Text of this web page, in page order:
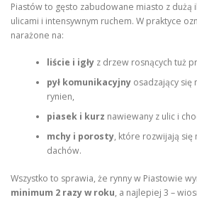
Piastów to gęsto zabudowane miasto z dużą
ulicami i intensywnym ruchem. W praktyce
narażone na:
liście i igłyz drzew rosnących tuż
pył komunikacyjnyosadzający się
rynien,
piasek i kurz nawiewany z ulic i
mchy i porosty, które rozwijają się
dachów.
Wszystko to sprawia, że rynny w Piastowie
minimum 2 razy w roku, a najlepiej 3 –